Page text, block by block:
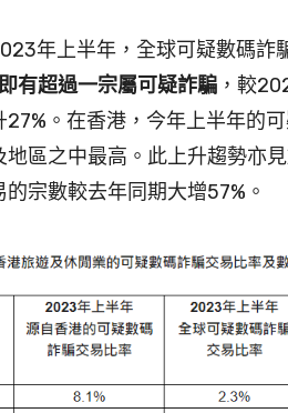
年上半年，全球可疑數碼詐
有超過一宗屬可疑詐騙 ，較
。在香港，今年上半年的
區之中最高。此上升趨勢亦
宗數較去年同期大增57%。